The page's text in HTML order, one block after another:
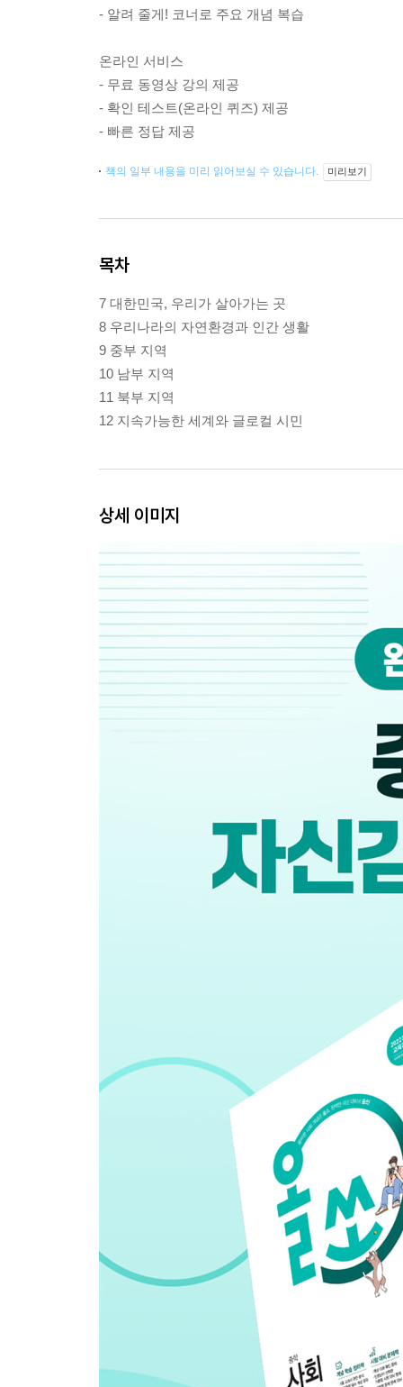
- 알려 줄게! 코너로 주요 개념 복습
온라인 서비스
- 무료 동영상 강의 제공
- 확인 테스트(온라인 퀴즈) 제공
- 빠른 정답 제공
책의 일부 내용을 미리 읽어보실 수 있습니다. 미리보기
목차
7 대한민국, 우리가 살아가는 곳
8 우리나라의 자연환경과 인간 생활
9 중부 지역
10 남부 지역
11 북부 지역
12 지속가능한 세계와 글로컬 시민
상세 이미지